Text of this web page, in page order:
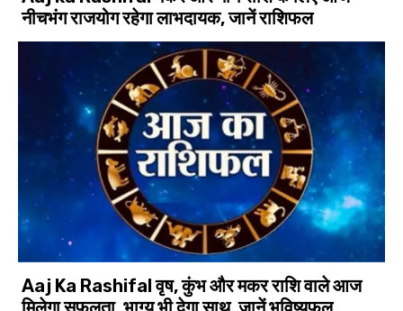
नीचभंग राजयोग रहेगा लाभदायक, जानें राशिफल
Aaj Ka Rashifal वृष, कुंभ और मकर राशि वाले आज